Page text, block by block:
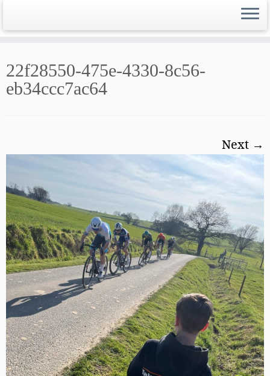
22f28550-475e-4330-8c56-
eb34ccc7ac64
Next →